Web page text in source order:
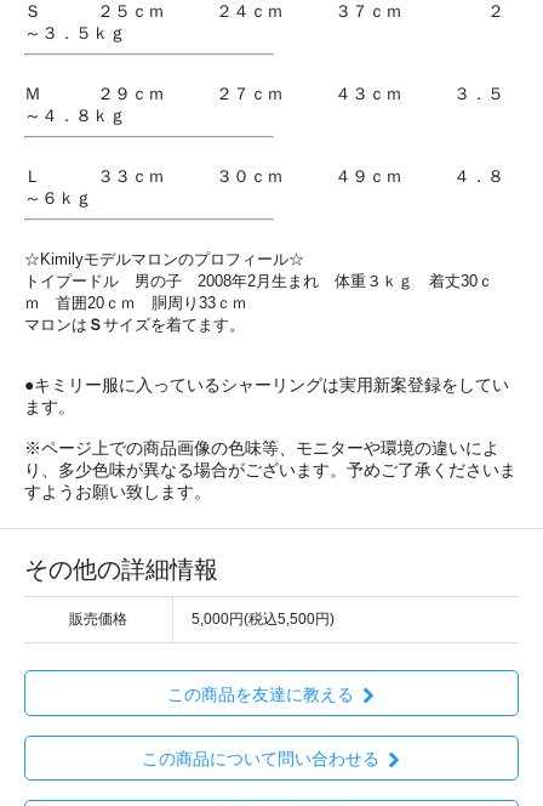
Ｓ ２５ｃｍ ２４ｃｍ ３７ｃｍ ２
～３．５ｋｇ
Ｍ ２９ｃｍ ２７ｃｍ ４３ｃｍ ３．５
～４．８ｋｇ
Ｌ ３３ｃｍ ３０ｃｍ ４９ｃｍ ４．８
～６ｋｇ
☆Kimilyモデルマロンのプロフィール☆
トイプードル 男の子 2008年2月生まれ 体重３ｋｇ 着丈30ｃ
ｍ 首囲20ｃｍ 胴周り33ｃｍ
マロンは Ｓサイズを着てます。
●キミリー服に入っているシャーリングは実用新案登録をしてい
ます。
※ページ上での商品画像の色味等、モニターや環境の違いによ
り、多少色味が異なる場合がございます。予めご了承くださいま
すようお願い致します。
その他の詳細情報
販売価格 5,000円(税込5,500円)
この商品を友達に教える
この商品について問い合わせる